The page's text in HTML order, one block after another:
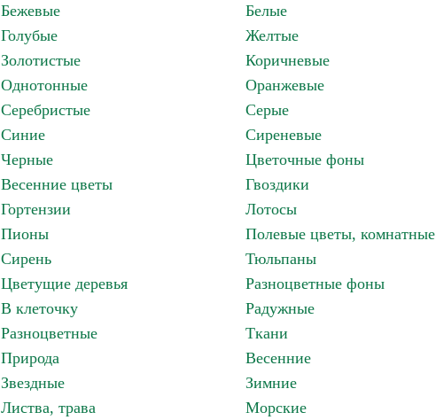
Бежевые
Белые
Голубые
Желтые
Золотистые
Коричневые
Однотонные
Оранжевые
Серебристые
Серые
Синие
Сиреневые
Черные
Цветочные фоны
Весенние цветы
Гвоздики
Гортензии
Лотосы
Пионы
Полевые цветы, комнатные
Сирень
Тюльпаны
Цветущие деревья
Разноцветные фоны
В клеточку
Радужные
Разноцветные
Ткани
Природа
Весенние
Звездные
Зимние
Листва, трава
Морские